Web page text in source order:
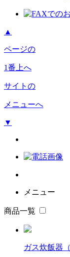
▲
ページの
1番上へ
サイトの
メニューへ
▼
メニュー
商品一覧
ガス炊飯器